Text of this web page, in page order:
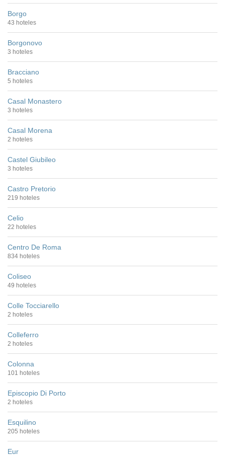
Borgo
43 hoteles
Borgonovo
3 hoteles
Bracciano
5 hoteles
Casal Monastero
3 hoteles
Casal Morena
2 hoteles
Castel Giubileo
3 hoteles
Castro Pretorio
219 hoteles
Celio
22 hoteles
Centro De Roma
834 hoteles
Coliseo
49 hoteles
Colle Tocciarello
2 hoteles
Colleferro
2 hoteles
Colonna
101 hoteles
Episcopio Di Porto
2 hoteles
Esquilino
205 hoteles
Eur